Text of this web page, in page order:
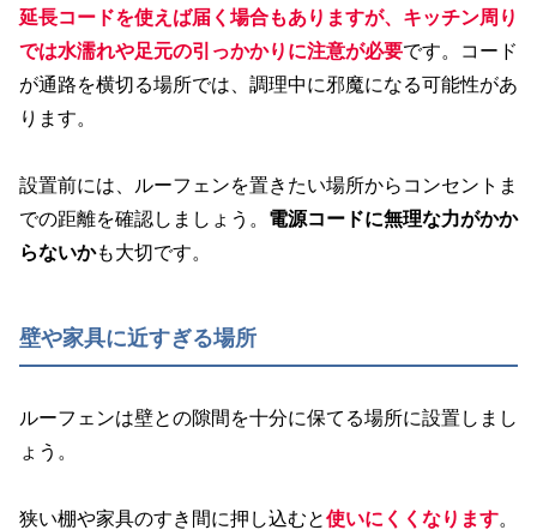
延長コードを使えば届く場合もありますが、キッチン周り
では水濡れや足元の引っかかりに注意が必要です。コード
が通路を横切る場所では、調理中に邪魔になる可能性があ
ります。
設置前には、ルーフェンを置きたい場所からコンセントま
での距離を確認しましょう。 電源コードに無理な力がかか
らないかも大切です。
壁や家具に近すぎる場所
ルーフェンは壁との隙間を十分に保てる場所に設置しまし
ょう。
狭い棚や家具のすき間に押し込むと使いにくくなります。